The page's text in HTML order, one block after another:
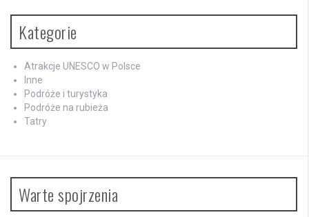
Kategorie
Atrakcje UNESCO w Polsce
Inne
Podróże i turystyka
Podróże na rubieża
Tatry
Warte spojrzenia